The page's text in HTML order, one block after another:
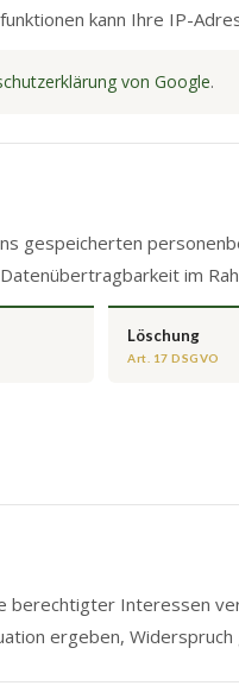
kann Ihre IP-
von Google.
gespeicherten
im
Löschung
Art. 17 DSGVO
berechtigter Interessen
ergeben,